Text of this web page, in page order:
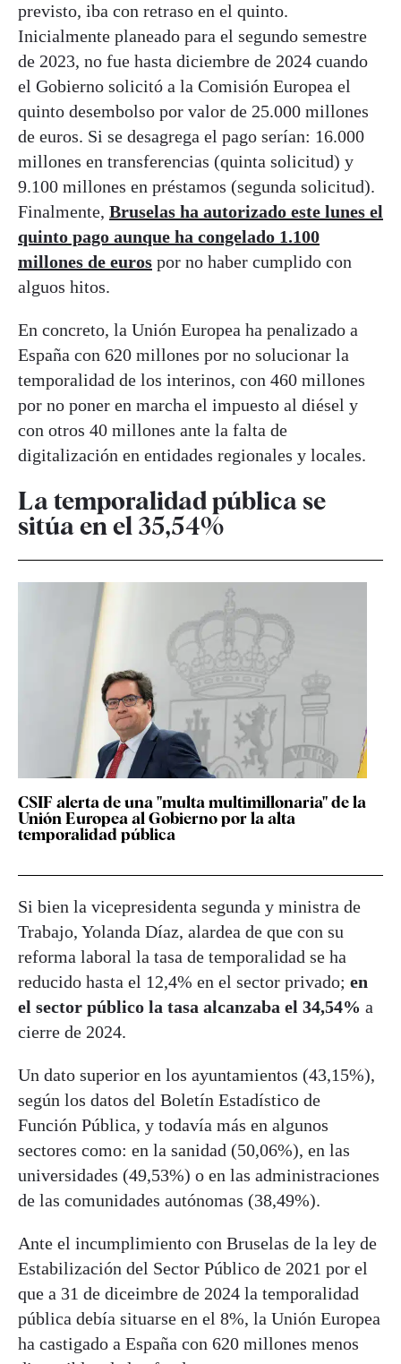
previsto, iba con retraso en el quinto.
Inicialmente planeado para el segundo semestre
de 2023, no fue hasta diciembre de 2024 cuando
el Gobierno solicitó a la Comisión Europea el
quinto desembolso por valor de 25.000 millones
de euros. Si se desagrega el pago serían: 16.000
millones en transferencias (quinta solicitud) y
9.100 millones en préstamos (segunda solicitud).
Finalmente, Bruselas ha autorizado este lunes el
quinto pago aunque ha congelado 1.100
millones de euros por no haber cumplido con
alguos hitos.
En concreto, la Unión Europea ha penalizado a
España con 620 millones por no solucionar la
temporalidad de los interinos, con 460 millones
por no poner en marcha el impuesto al diésel y
con otros 40 millones ante la falta de
digitalización en entidades regionales y locales.
La temporalidad pública se
sitúa en el 35,54%
CSIF alerta de una "multa multimillonaria" de la
Unión Europea al Gobierno por la alta
temporalidad pública
Si bien la vicepresidenta segunda y ministra de
Trabajo, Yolanda Díaz, alardea de que con su
reforma laboral la tasa de temporalidad se ha
reducido hasta el 12,4% en el sector privado; en
el sector público la tasa alcanzaba el 34,54% a
cierre de 2024.
Un dato superior en los ayuntamientos (43,15%),
según los datos del Boletín Estadístico de
Función Pública, y todavía más en algunos
sectores como: en la sanidad (50,06%), en las
universidades (49,53%) o en las administraciones
de las comunidades autónomas (38,49%).
Ante el incumplimiento con Bruselas de la ley de
Estabilización del Sector Público de 2021 por el
que a 31 de diceimbre de 2024 la temporalidad
pública debía situarse en el 8%, la Unión Europea
ha castigado a España con 620 millones menos